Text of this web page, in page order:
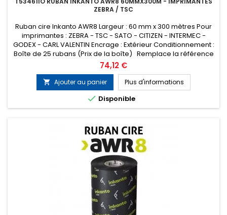
ZEBRA / TSC
Ruban cire Inkanto AWR8 Largeur : 60 mm x 300 mètres Pour
imprimantes : ZEBRA - TSC - SATO - CITIZEN - INTERMEC -
GODEX - CARL VALENTIN Encrage : Extérieur Conditionnement :
Boîte de 25 rubans (Prix de la boîte) Remplace la référence
ARMOR T53461ZA
Prix
74,12 €
 Ajouter au panier Plus d'informations
 Disponible